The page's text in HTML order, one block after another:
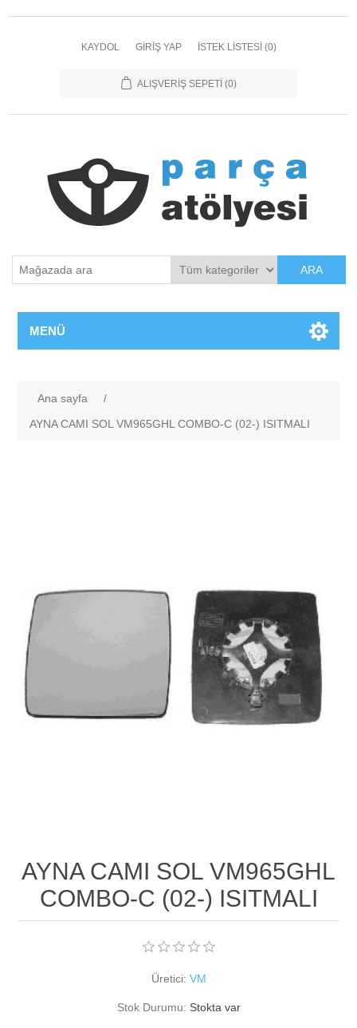
KAYDOL GIRIŞ YAP İSTEK LISTESI (0)
ALIŞVERIŞ SEPETI (0)
ARA
MENÜ
Ana sayfa
/
AYNA CAMI SOL VM965GHL COMBO-C (02-) ISITMALI
AYNA CAMI SOL VM965GHL
COMBO-C (02-) ISITMALI
Üretici: VM
Stok Durumu: Stokta var